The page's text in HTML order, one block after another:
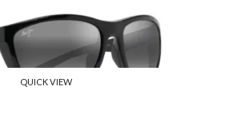
QUICK VIEW